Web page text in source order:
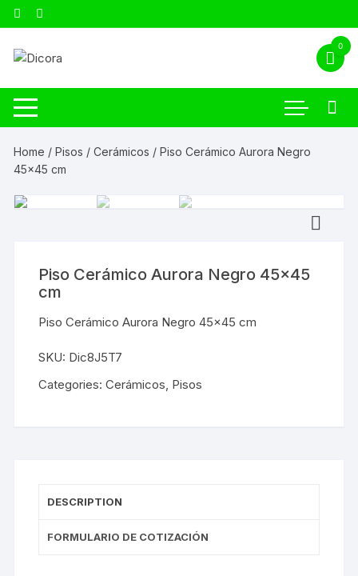
0
Home /Pisos /Cerámicos / Piso Cerámico Aurora Negro
45×45 cm
Piso Cerámico Aurora Negro 45×45
cm
Piso Cerámico Aurora Negro 45×45 cm
SKU: Dic8J5T7
Categories:Cerámicos, Pisos
DESCRIPTION
FORMULARIO DE COTIZACIÓN